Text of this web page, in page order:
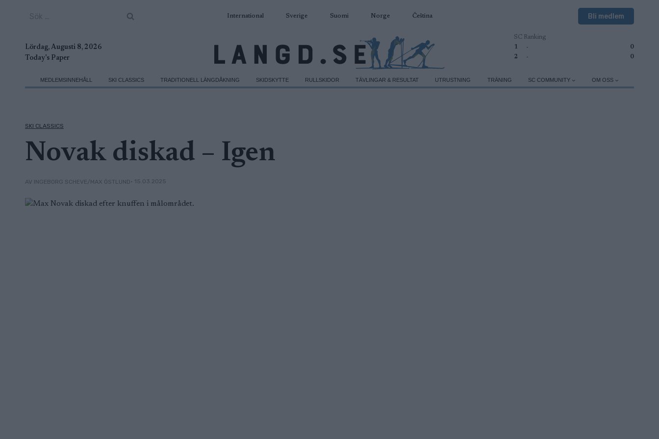
International Sverige Suomi Norge Čeština Bli medlem
Lördag, Augusti 8, 2026
Today's Paper
SC Ranking
1
-
0
2
- 0
MEDLEMSINNEHÅLL SKI CLASSICS TRADITIONELL LÄNGDÅKNING SKIDSKYTTE RULLSKIDOR TÄVLINGAR & RESULTAT UTRUSTNING TRÄNING SC COMMUNITY OM OSS
SKI CLASSICS
Novak diskad – Igen
AV INGEBORG SCHEVE/MAX ÖSTLUND• 15.03.2025